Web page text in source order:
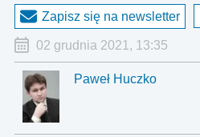
Zapisz się na newsletter
02 grudnia 2021, 13:35
Paweł Huczko